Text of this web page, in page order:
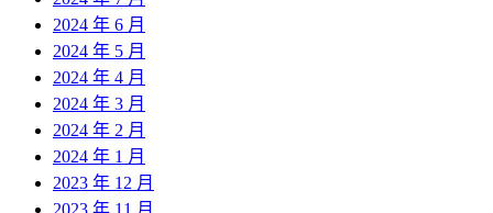
2024 年 6 月
2024 年 5 月
2024 年 4 月
2024 年 3 月
2024 年 2 月
2024 年 1 月
2023 年 12 月